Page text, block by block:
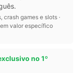
games e slots ·
valor específico
no 1º